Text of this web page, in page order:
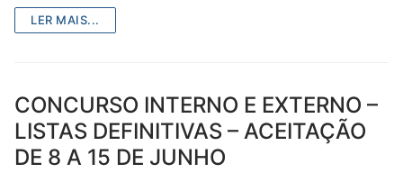
Notícias
PRÉ-ESCOLAR
1º CICLO
LER MAIS...
CONCURSO INTERNO E EXTERNO –
LISTAS DEFINITIVAS – ACEITAÇÃO
DE 8 A 15 DE JUNHO